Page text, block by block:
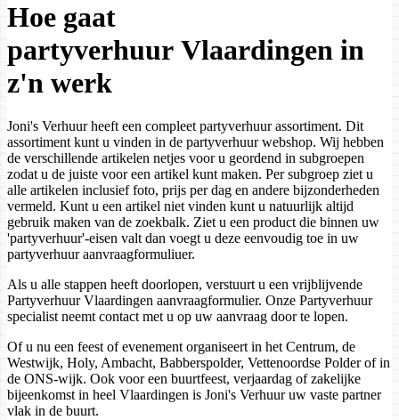
Hoe gaat
partyverhuur Vlaardingen in
z'n werk
Joni's Verhuur heeft een compleet partyverhuur assortiment. Dit
assortiment kunt u vinden in de partyverhuur webshop. Wij hebben
de verschillende artikelen netjes voor u geordend in subgroepen
zodat u de juiste voor een artikel kunt maken. Per subgroep ziet u
alle artikelen inclusief foto, prijs per dag en andere bijzonderheden
vermeld. Kunt u een artikel niet vinden kunt u natuurlijk altijd
gebruik maken van de zoekbalk. Ziet u een product die binnen uw
'partyverhuur'-eisen valt dan voegt u deze eenvoudig toe in uw
partyverhuur aanvraagformuliuer.
Als u alle stappen heeft doorlopen, verstuurt u een vrijblijvende
Partyverhuur Vlaardingen aanvraagformulier. Onze Partyverhuur
specialist neemt contact met u op uw aanvraag door te lopen.
Of u nu een feest of evenement organiseert in het Centrum, de
Westwijk, Holy, Ambacht, Babberspolder, Vettenoordse Polder of in
de ONS-wijk. Ook voor een buurtfeest, verjaardag of zakelijke
bijeenkomst in heel Vlaardingen is Joni's Verhuur uw vaste partner
vlak in de buurt.